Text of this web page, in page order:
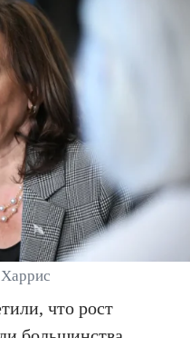
что рост